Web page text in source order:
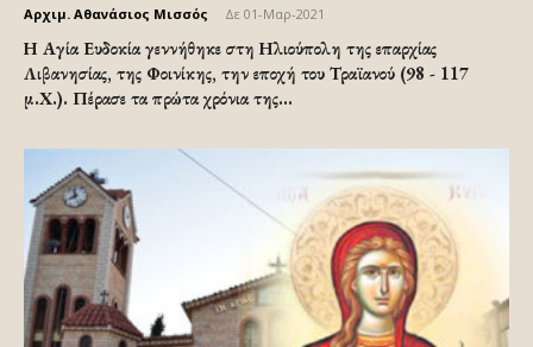
Αρχιμ. Αθανάσιος Μισσός Δε 01-Μαρ-2021
Η Αγία Ευδοκία γεννήθηκε στη Ηλιούπολη της επαρχίας
Λιβανησίας, της Φοινίκης, την εποχή του Τραϊανού (98 - 117
μ.Χ.). Πέρασε τα πρώτα χρόνια της...